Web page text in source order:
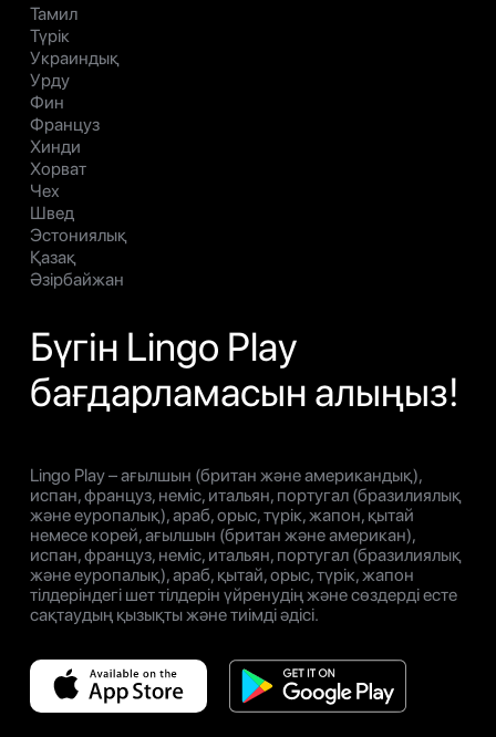
Тамил
Түрік
Украиндық
Урду
Фин
Француз
Хинди
Хорват
Чех
Швед
Эстониялық
Қазақ
Әзірбайжан
Бүгін Lingo Play
бағдарламасын алыңыз!
Lingo Play – ағылшын (британ және американдық),
испан, француз, неміс, итальян, португал (бразилиялық
және еуропалық), араб, орыс, түрік, жапон, қытай
немесе корей, ағылшын (британ және американ),
испан, француз, неміс, итальян, португал (бразилиялық
және еуропалық), араб, қытай, орыс, түрік, жапон
тілдеріндегі шет тілдерін үйренудің және сөздерді есте
сақтаудың қызықты және тиімді әдісі.